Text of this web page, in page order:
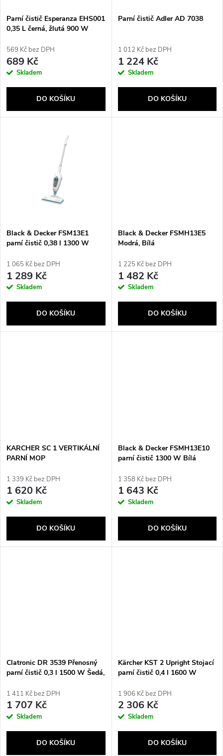
p
r
o
u
s
p
r
o
d
Parní čistič Esperanza EHS001
0,35 L černá, žlutá 900 W
569 Kč bez DPH
689 Kč
Skladem
DO KOŠÍKU
Parní čistič Adler AD 7038
1 012 Kč bez DPH
1 224 Kč
Skladem
DO KOŠÍKU
Black & Decker FSM13E1
parní čistič 0,38 l 1300 W
1 065 Kč bez DPH
1 289 Kč
Skladem
DO KOŠÍKU
Black & Decker FSMH13E5
Modrá, Bílá
1 225 Kč bez DPH
1 482 Kč
Skladem
DO KOŠÍKU
KARCHER SC 1 VERTIKÁLNÍ
PARNÍ MOP
1 339 Kč bez DPH
1 620 Kč
Skladem
DO KOŠÍKU
Black & Decker FSMH13E10
parní čistič 1300 W Bílá
1 358 Kč bez DPH
1 643 Kč
Skladem
DO KOŠÍKU
Clatronic DR 3539 Přenosný
parní čistič 0,3 l 1500 W Šedá,
1 411 Kč bez DPH
1 707 Kč
Skladem
DO KOŠÍKU
Kärcher KST 2 Upright Stojací
parní čistič 0,4 l 1600 W
1 906 Kč bez DPH
2 306 Kč
Skladem
DO KOŠÍKU